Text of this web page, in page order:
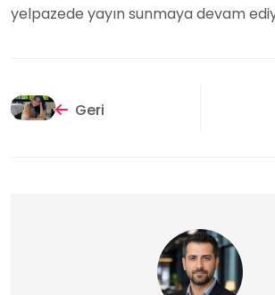
yelpazede yayın sunmaya devam
Geri